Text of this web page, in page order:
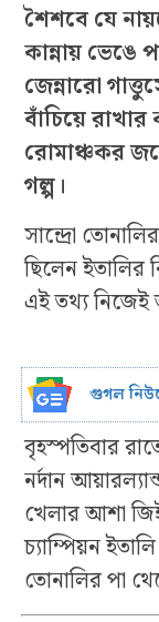
শৈশবে যে
কান্নায় ভেঙে
জেন্নারো
বাঁচিয়ে
রোমাঞ্চকর
গল্প।
সান্দ্রো
ছিলেন ইতালির
এই তথ্য নিজেই
গুগল
বৃহস্পতিবার
নর্দান
খেলার আশা
চ্যাম্পিয়ন
তোনালির পা